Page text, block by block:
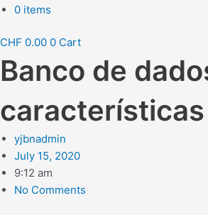
0 items
CHF 0.00 0 Cart
Banco de
características
yjbnadmin
July 15, 2020
9:12 am
No Comments